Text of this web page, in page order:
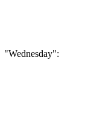
"Wednesday":